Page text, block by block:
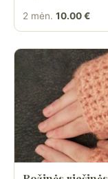
2 mėn. 10.00 €